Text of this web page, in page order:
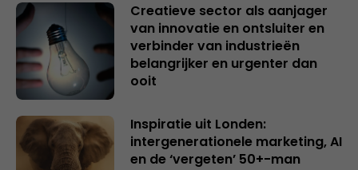
Creatieve sector als aanjager
van innovatie en ontsluiter en
verbinder van industrieën
belangrijker en urgenter dan
ooit
Inspiratie uit Londen:
intergenerationele marketing, AI
en de ‘vergeten’ 50+-man